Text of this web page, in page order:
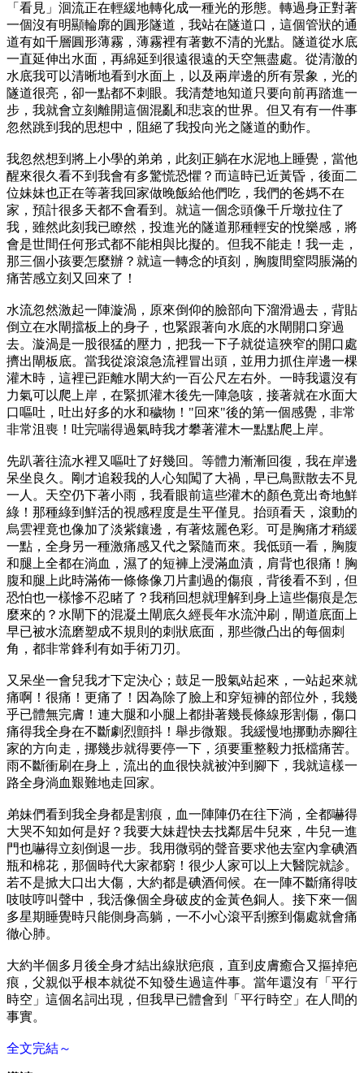
「看見」洄流正在輕緩地轉化成一種光的形態。轉過身正對著
一個沒有明顯輪廓的圓形隧道，我站在隧道口，這個管狀的通
道有如千層圓形薄霧，薄霧裡有著數不清的光點。隧道從水底
一直延伸出水面，再綿延到很遠很遠的天空無盡處。從清澈的
水底我可以清晰地看到水面上，以及兩岸邊的所有景象，光的
隧道很亮，卻一點都不刺眼。我清楚地知道只要向前再踏進一
步，我就會立刻離開這個混亂和悲哀的世界。但又有有一件事
忽然跳到我的思想中，阻絕了我投向光之隧道的動作。
我忽然想到將上小學的弟弟，此刻正躺在水泥地上睡覺，當他
醒來很久看不到我會有多驚慌恐懼？而這時已近黃昏，後面二
位妹妹也正在等著我回家做晚飯給他們吃，我們的爸媽不在
家，預計很多天都不會看到。就這一個念頭像千斤墩拉住了
我，雖然此刻我已瞭然，投進光的隧道那種輕安的悅樂感，將
會是世間任何形式都不能相與比擬的。但我不能走！我一走，
那三個小孩要怎麼辦？就這一轉念的頃刻，胸腹間窒悶脹滿的
痛苦感立刻又回來了！
水流忽然激起一陣漩渦，原來倒仰的臉部向下溜滑過去，背貼
倒立在水閘擋板上的身子，也緊跟著向水底的水閘開口穿過
去。漩渦是一股很猛的壓力，把我一下子就從這狹窄的開口處
擠出閘板底。當我從滾滾急流裡冒出頭，並用力抓住岸邊一棵
灌木時，這裡已距離水閘大約一百公尺左右外。一時我還沒有
力氣可以爬上岸，在緊抓灌木後先一陣急咳，接著就在水面大
口嘔吐，吐出好多的水和穢物！"回來"後的第一個感覺，非常
非常沮喪！吐完喘得過氣時我才攀著灌木一點點爬上岸。
先趴著往流水裡又嘔吐了好幾回。等體力漸漸回復，我在岸邊
呆坐良久。剛才追殺我的人心知闖了大禍，早已鳥獸散去不見
一人。天空仍下著小雨，我看眼前這些灌木的顏色竟出奇地鮮
綠！那種綠到鮮活的視感程度是生平僅見。抬頭看天，滾動的
烏雲裡竟也像加了淡紫鑲邊，有著炫麗色彩。可是胸痛才稍緩
一點，全身另一種激痛感又代之緊隨而來。我低頭一看，胸腹
和腿上全都在淌血，濕了的短褲上浸滿血漬，肩背也很痛！胸
腹和腿上此時滿佈一條條像刀片劃過的傷痕，背後看不到，但
恐怕也一樣慘不忍睹了？我稍回想就理解到身上這些傷痕是怎
麼來的？水閘下的混凝土閘底久經長年水流沖刷，閘道底面上
早已被水流磨塑成不規則的刺狀底面，那些微凸出的每個刺
角，都非常鋒利有如手術刀刃。
又呆坐一會兒我才下定決心；鼓足一股氣站起來，一站起來就
痛啊！很痛！更痛了！因為除了臉上和穿短褲的部位外，我幾
乎已體無完膚！連大腿和小腿上都掛著幾長條線形割傷，傷口
痛得我全身在不斷劇烈顫抖！舉步微艱。我緩慢地挪動赤腳往
家的方向走，挪幾步就得要停一下，須要重整毅力抵檔痛苦。
雨不斷衝刷在身上，流出的血很快就被沖到腳下，我就這樣一
路全身淌血艱難地走回家。
弟妹們看到我全身都是割痕，血一陣陣仍在往下淌，全都嚇得
大哭不知如何是好？我要大妹趕快去找鄰居牛兒來，牛兒一進
門也嚇得立刻倒退一步。我用微弱的聲音要求他去室內拿碘酒
瓶和棉花，那個時代大家都窮！很少人家可以上大醫院就診。
若不是掀大口出大傷，大約都是碘酒伺候。在一陣不斷痛得吱
吱吱哼叫聲中，我活像個全身破皮的金黃色銅人。接下來一個
多星期睡覺時只能側身高躺，一不小心滾平刮擦到傷處就會痛
徹心肺。
大約半個多月後全身才結出線狀疤痕，直到皮膚癒合又摳掉疤
痕，父親似乎根本就從不知發生過這件事。當年還沒有「平行
時空」這個名詞出現，但我早已體會到「平行時空」在人間的
事實。
全文完結～